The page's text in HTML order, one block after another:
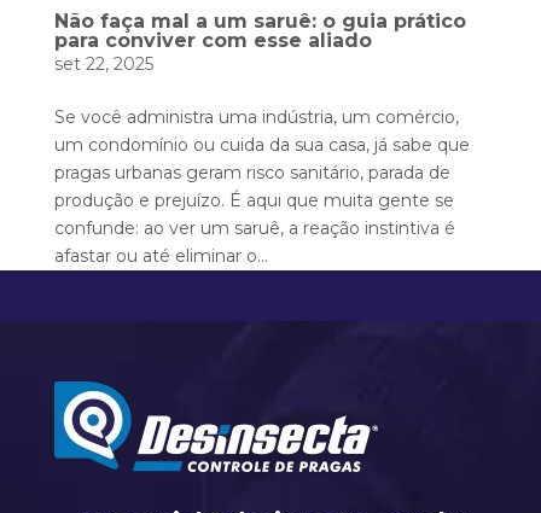
Não faça mal a um saruê: o guia prático
para conviver com esse aliado
set 22, 2025
Se você administra uma indústria, um comércio,
um condomínio ou cuida da sua casa, já sabe que
pragas urbanas geram risco sanitário, parada de
produção e prejuízo. É aqui que muita gente se
confunde: ao ver um saruê, a reação instintiva é
afastar ou até eliminar o...